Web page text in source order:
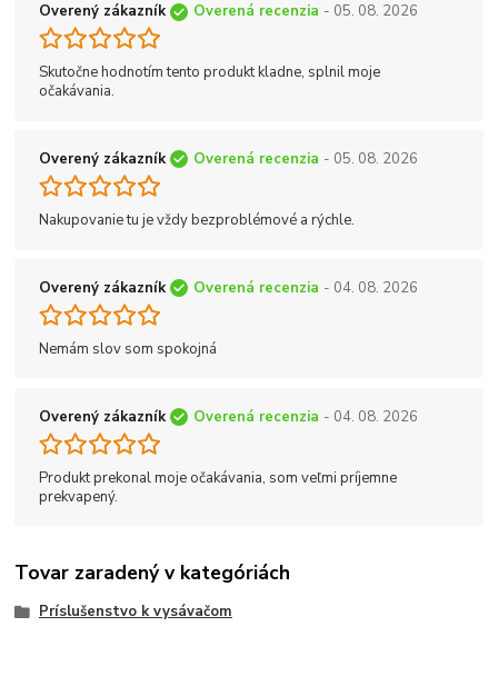
Overený zákazník Overená recenzia - 05. 08. 2026
Skutočne hodnotím tento produkt kladne, splnil moje
očakávania.
Overený zákazník Overená recenzia - 05. 08. 2026
Nakupovanie tu je vždy bezproblémové a rýchle.
Overený zákazník Overená recenzia - 04. 08. 2026
Nemám slov som spokojná
Overený zákazník Overená recenzia - 04. 08. 2026
Produkt prekonal moje očakávania, som veľmi príjemne
prekvapený.
Tovar zaradený v kategóriách
Príslušenstvo k vysávačom